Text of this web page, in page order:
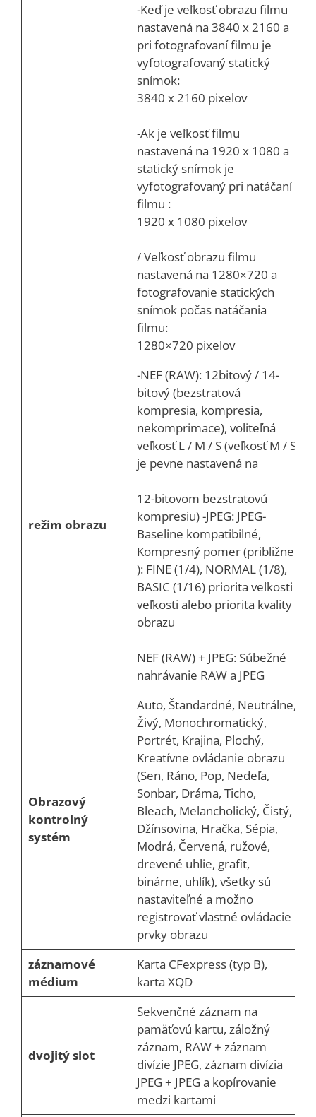
-Keď je veľkosť obrazu filmu
nastavená na 3840 x 2160 a
pri fotografovaní filmu je
vyfotografovaný statický
snímok:
3840 x 2160 pixelov
-Ak je veľkosť filmu
nastavená na 1920 x 1080 a
statický snímok je
vyfotografovaný pri natáčaní
filmu :
1920 x 1080 pixelov
/ Veľkosť obrazu filmu
nastavená na 1280×720 a
fotografovanie statických
snímok počas natáčania
filmu:
1280×720 pixelov
režim obrazu
-NEF (RAW): 12bitový / 14-
bitový (bezstratová
kompresia, kompresia,
nekomprimace), voliteľná
veľkosť L / M / S (veľkosť M / S
je pevne nastavená na
12-bitovom bezstratovú
kompresiu) -JPEG: JPEG-
Baseline kompatibilné,
Kompresný pomer (približne
): FINE (1/4), NORMAL (1/8),
BASIC (1/16) priorita veľkosti
veľkosti alebo priorita kvality
obrazu
NEF (RAW) + JPEG: Súbežné
nahrávanie RAW a JPEG
Obrazový
kontrolný
systém
Auto, Štandardné, Neutrálne,
Živý, Monochromatický,
Portrét, Krajina, Plochý,
Kreatívne ovládanie obrazu
(Sen, Ráno, Pop, Nedeľa,
Sonbar, Dráma, Ticho,
Bleach, Melancholický, Čistý,
Džínsovina, Hračka, Sépia,
Modrá, Červená, ružové,
drevené uhlie, grafit,
binárne, uhlík), všetky sú
nastaviteľné a možno
registrovať vlastné ovládacie
prvky obrazu
záznamové
médium
Karta CFexpress (typ B),
karta XQD
dvojitý slot
Sekvenčné záznam na
pamäťovú kartu, záložný
záznam, RAW + záznam
divízie JPEG, záznam divízia
JPEG + JPEG a kopírovanie
medzi kartami